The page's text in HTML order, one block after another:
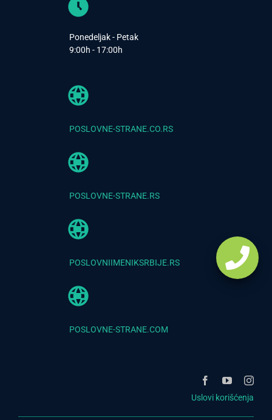
Ponedeljak - Petak
9:00h - 17:00h
POSLOVNE-STRANE.CO.RS
POSLOVNE-STRANE.RS
POSLOVNIIMENIKSRBIJE.RS
POSLOVNE-STRANE.COM
Uslovi korišćenja